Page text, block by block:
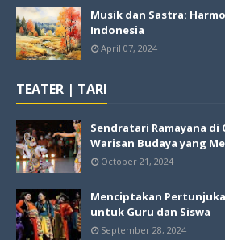
Musik dan Sastra:
Indonesia
April 07, 2024
TEATER | TARI
Sendratari Ramayana di
Warisan Budaya yang
October 21, 2024
Menciptakan
untuk Guru dan Siswa
September 28, 2024